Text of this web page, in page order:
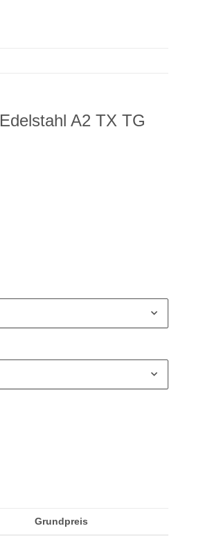
A2 TX TG
Grundpreis